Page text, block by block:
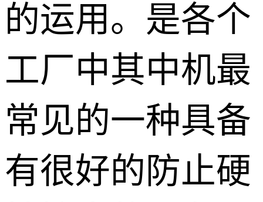
的运用。是各个
工厂中其中机最
常见的一种具备
有很好的防止硬